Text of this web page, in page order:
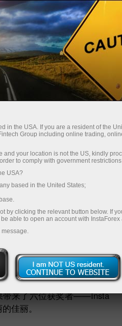
比赛
2013年选美比赛
年选美比赛
account
account
奖结果
下了帷幕。2013赛季来自
励着交易者们取得新的成
带来了六位获奖者——Insta
佳丽。
in the USA. If you are a resident of the
Group including online trading,
your location is not the US, kindly
to comply with government
USA?
based in the United States;
by clicking the relevant button below. If
able to open an account with InstaForex
message.